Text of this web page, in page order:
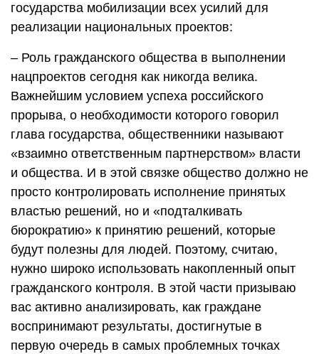
государства мобилизации всех усилий для
реализации национальных проектов:
– Роль гражданского общества в выполнении
нацпроектов сегодня как никогда велика.
Важнейшим условием успеха российского
прорыва, о необходимости которого говорил
глава государства, общественники называют
«взаимно ответственным партнерством» власти
и общества. И в этой связке общество должно не
просто контролировать исполнение принятых
властью решений, но и «подталкивать
бюрократию» к принятию решений, которые
будут полезны для людей. Поэтому, считаю,
нужно широко использовать накопленный опыт
гражданского контроля. В этой части призываю
вас активно анализировать, как граждане
воспринимают результаты, достигнутые в
первую очередь в самых проблемных точках